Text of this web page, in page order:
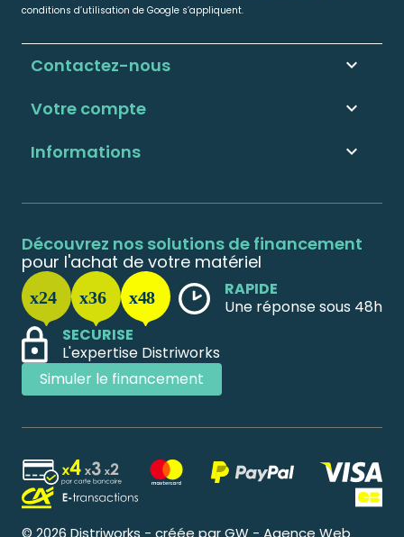
conditions d’utilisation de Google s’appliquent.
Informations 
Votre compte 
Contactez-nous keyboard_arrow_down
Découvrez nos solutions de financement
pour l'achat de votre matériel
RAPIDE
Une réponse sous 48h
SECURISE
L'expertise Distriworks
Simuler le financement
© 2026 Distriworks - créée par GW - Agence Web